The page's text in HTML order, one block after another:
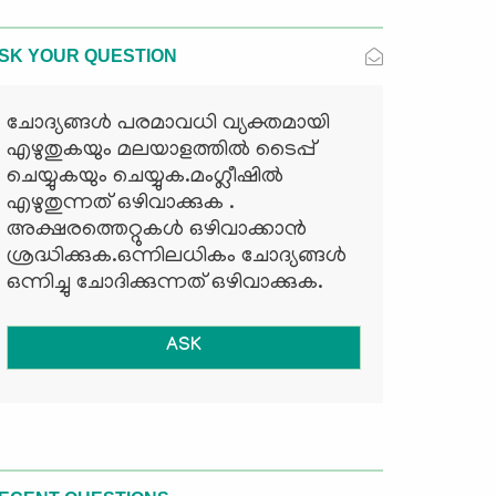
YOUR QUESTION
ചോദ്യങ്ങള്‍ പരമാവധി വ്യക്തമായി
എഴുതുകയും മലയാളത്തില്‍ ടൈപ്പ്
ചെയ്യുകയും ചെയ്യുക.മംഗ്ലീഷില്‍
എഴുതുന്നത് ഒഴിവാക്കുക .
അക്ഷരത്തെറ്റുകള്‍ ഒഴിവാക്കാന്‍
ശ്രദ്ധിക്കുക.ഒന്നിലധികം ചോദ്യങ്ങള്‍
ഒന്നിച്ചു ചോദിക്കുന്നത് ഒഴിവാക്കുക.
ASK